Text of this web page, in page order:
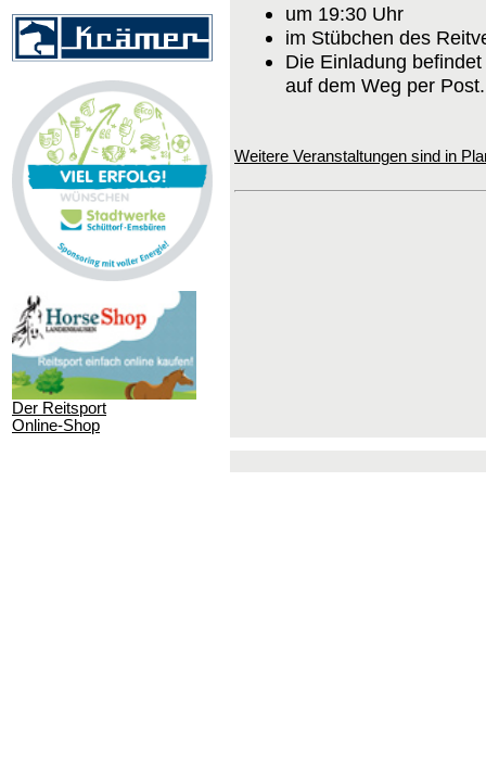
Der Reitsport
Online-Shop
um 19:30 Uhr
im Stübchen des
Die Einladung
auf dem Weg per Post.
Weitere Veranstaltungen sind in